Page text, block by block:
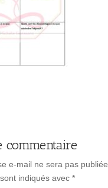
commentaire
e-mail ne sera pas publiée.
indiqués avec *